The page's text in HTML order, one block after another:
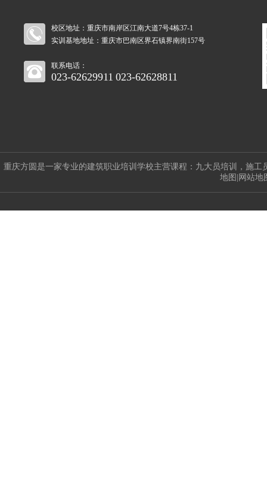
校区地址：重庆市南岸区江南大道7号4栋37-1
实训基地地址：重庆市巴南区界石镇界南街157号
联系电话：
023-62629911 023-62628811
重庆方圆是一家专业的建筑职业培训学校主营课程： 九大员培训 ， 施工
地图 网站地